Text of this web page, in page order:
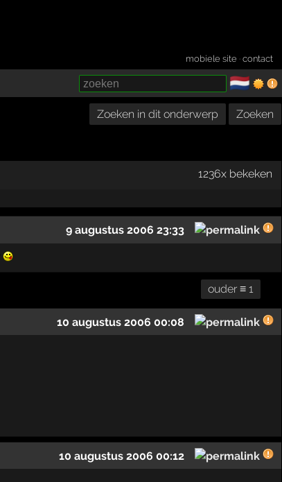
mobiele site ·contact
🇳🇱
Zoeken in dit onderwerp Zoeken
1236x bekeken
9 augustus 2006 23:33
ouder ≡ 1
10 augustus 2006 00:08
10 augustus 2006 00:12